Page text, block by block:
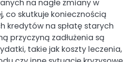
na nagłe zmiany w
co skutkuje koniecznością
kredytów na spłatę starych
przyczyną zadłużenia są
takie jak koszty leczenia,